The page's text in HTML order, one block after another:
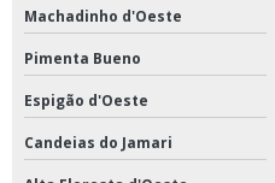
Machadinho d'Oeste
Pimenta Bueno
Espigão d'Oeste
Candeias do Jamari